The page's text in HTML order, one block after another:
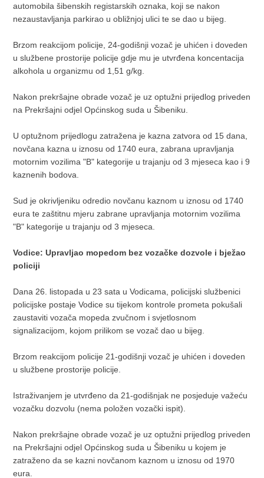
automobila šibenskih registarskih oznaka, koji se nakon
nezaustavljanja parkirao u obližnjoj ulici te se dao u bijeg.
Brzom reakcijom policije, 24-godišnji vozač je uhićen i doveden
u službene prostorije policije gdje mu je utvrđena koncentacija
alkohola u organizmu od 1,51 g/kg.
Nakon prekršajne obrade vozač je uz optužni prijedlog priveden
na Prekršajni odjel Općinskog suda u Šibeniku.
U optužnom prijedlogu zatražena je kazna zatvora od 15 dana,
novčana kazna u iznosu od 1740 eura, zabrana upravljanja
motornim vozilima "B" kategorije u trajanju od 3 mjeseca kao i 9
kaznenih bodova.
Sud je okrivljeniku odredio novčanu kaznom u iznosu od 1740
eura te zaštitnu mjeru zabrane upravljanja motornim vozilima
"B" kategorije u trajanju od 3 mjeseca.
Vodice: Upravljao mopedom bez vozačke dozvole i bježao
policiji
Dana 26. listopada u 23 sata u Vodicama, policijski službenici
policijske postaje Vodice su tijekom kontrole prometa pokušali
zaustaviti vozača mopeda zvučnom i svjetlosnom
signalizacijom, kojom prilikom se vozač dao u bijeg.
Brzom reakcijom policije 21-godišnji vozač je uhićen i doveden
u službene prostorije policije.
Istraživanjem je utvrđeno da 21-godišnjak ne posjeduje važeću
vozačku dozvolu (nema položen vozački ispit).
Nakon prekršajne obrade vozač je uz optužni prijedlog priveden
na Prekršajni odjel Općinskog suda u Šibeniku u kojem je
zatraženo da se kazni novčanom kaznom u iznosu od 1970
eura.